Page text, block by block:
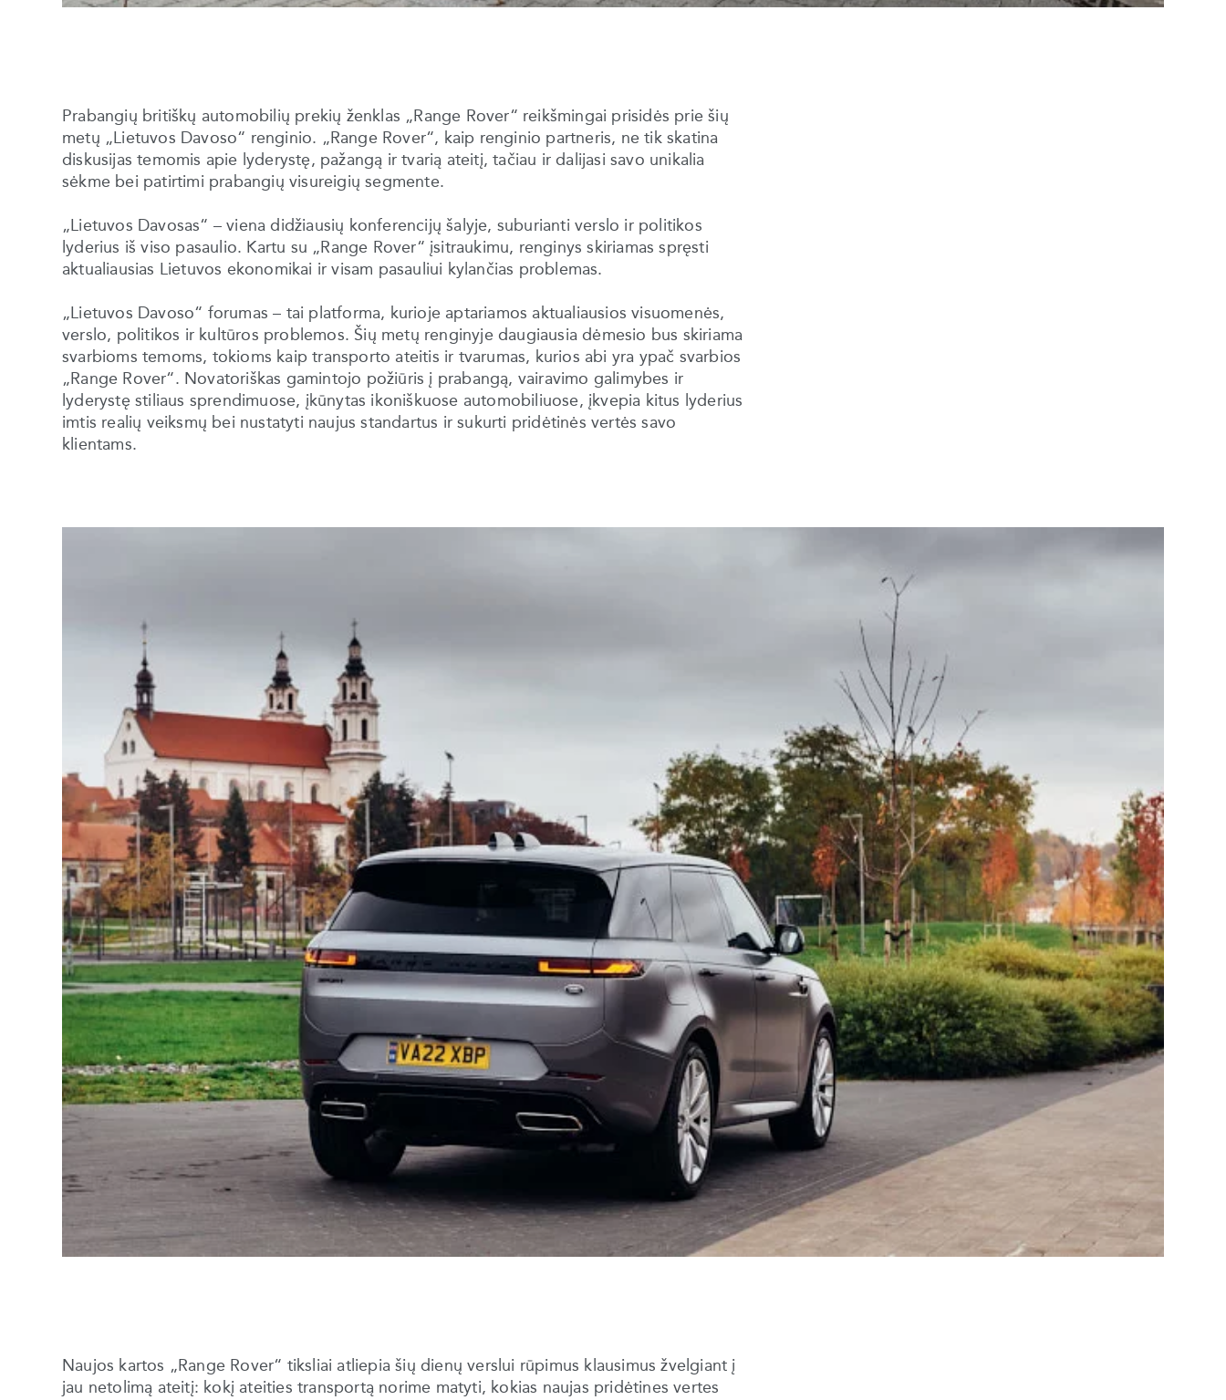
Prabangių britiškų automobilių prekių ženklas „Range Rover“ reikšmingai prisidės prie šių
metų „Lietuvos Davoso“ renginio. „Range Rover“, kaip renginio partneris, ne tik skatina
diskusijas temomis apie lyderystę, pažangą ir tvarią ateitį, tačiau ir dalijasi savo unikalia
sėkme bei patirtimi prabangių visureigių segmente.
„Lietuvos Davosas“ – viena didžiausių konferencijų šalyje, suburianti verslo ir politikos
lyderius iš viso pasaulio. Kartu su „Range Rover“ įsitraukimu, renginys skiriamas spręsti
aktualiausias Lietuvos ekonomikai ir visam pasauliui kylančias problemas.
„Lietuvos Davoso“ forumas – tai platforma, kurioje aptariamos aktualiausios visuomenės,
verslo, politikos ir kultūros problemos. Šių metų renginyje daugiausia dėmesio bus skiriama
svarbioms temoms, tokioms kaip transporto ateitis ir tvarumas, kurios abi yra ypač svarbios
„Range Rover“. Novatoriškas gamintojo požiūris į prabangą, vairavimo galimybes ir
lyderystę stiliaus sprendimuose, įkūnytas ikoniškuose automobiliuose, įkvepia kitus lyderius
imtis realių veiksmų bei nustatyti naujus standartus ir sukurti pridėtinės vertės savo
klientams.
Naujos kartos „Range Rover“ tiksliai atliepia šių dienų verslui rūpimus klausimus žvelgiant į
jau netolimą ateitį: kokį ateities transportą norime matyti, kokias naujas pridėtines vertes